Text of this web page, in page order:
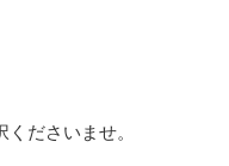
ださいませ。